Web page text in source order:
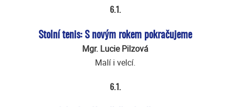
6.1.
Stolní tenis: S novým rokem pokračujeme
Mgr. Lucie Pilzová
Malí i velcí.
6.1.